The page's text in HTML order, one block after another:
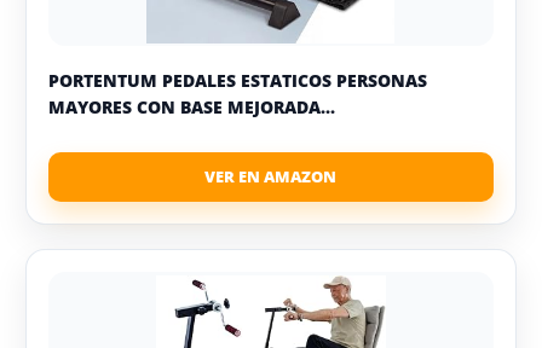
PORTENTUM PEDALES ESTATICOS PERSONAS
MAYORES CON BASE MEJORADA...